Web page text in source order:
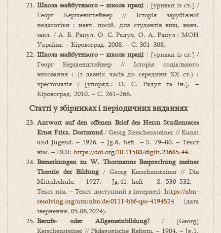
Школа майбутнього – школа праці: [уривки із ст.] /
Георг Кершенштейнер // Історія зарубіжної
педагогіки : навч. посіб. для студентів вищ. навч.
закл. / А. Б. Рацул, О. С. Радул, О. А. Рацул ; МОН
України. – Кіровоград, 2008. – С. 301–308.
Школа майбутнього – школа праці: [уривки із ст.] /
Георг Кершенштейнер // Історія соціального
виховання : (з давніх часів до середини ХХ ст.) :
хрестоматія / [упоряд.: О. С. Радул та ін.]. –
Кіровоград, 2010. – С. 261–266.
Статті у збірниках і періодичних виданнях
Antwort auf den offenen Brief des Herrn Studienrates
Ernst Fritz, Dortmund/ Georg Kerschensteiner // Kunst
und Jugend. – 1926. – Jg.6, heft – S. 79–80. – Текст
нім. – DOI: https://doi.org/10.11588/diglit.23685.44.
Bemerkungen zu W. Thormanns Besprechung meiner
Theorie der Bildung / Georg Kerschensteiner // Die
Mittelschule. – 1927. – Jg.41, heft – S. 530–532. –
Текст нім. – Текст доступний в інтернеті: https://nbn-
resolving.org/urn:nbn:de:0111-bbf-spo-4194524 (дата
звернення: 05.06.2024).
Berufs- oder Allgemeinbildung?/ [Georg]
Kerschensteiner // Pädagogische Reform. – 1904. – Jg.1,